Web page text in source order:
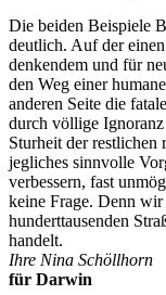
Die beiden Beispiele
deutlich. Auf der
denkendem und für
den Weg einer
anderen Seite die
durch völlige
Sturheit der restlichen
jegliches sinnvolle
verbessern, fast
keine Frage. Denn wir
hunderttausenden
handelt.
Ihre Nina Schöllhorn
für Darwin